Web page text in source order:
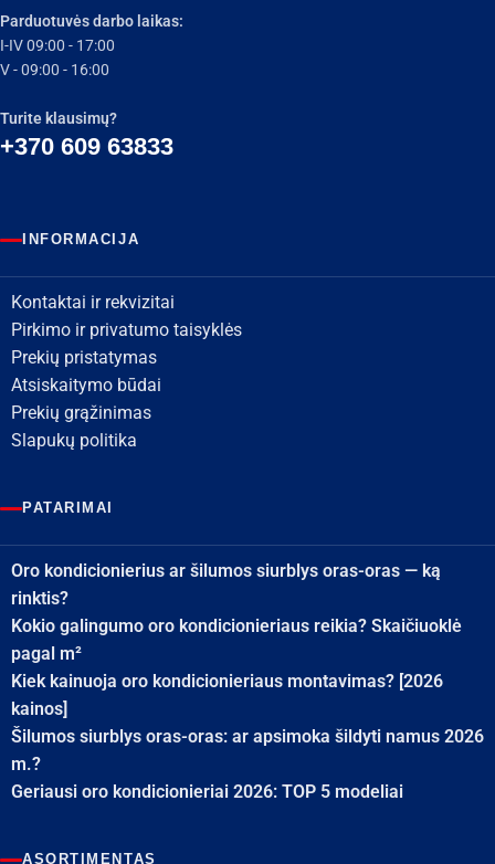
Parduotuvės darbo laikas:
I-IV 09:00 - 17:00
V - 09:00 - 16:00
Turite klausimų?
+370 609 63833
INFORMACIJA
Kontaktai ir rekvizitai
Pirkimo ir privatumo taisyklės
Prekių pristatymas
Atsiskaitymo būdai
Prekių grąžinimas
Slapukų politika
PATARIMAI
Oro kondicionierius ar šilumos siurblys oras-oras — ką
rinktis?
Kokio galingumo oro kondicionieriaus reikia? Skaičiuoklė
pagal m²
Kiek kainuoja oro kondicionieriaus montavimas? [2026
kainos]
Šilumos siurblys oras-oras: ar apsimoka šildyti namus 2026
m.?
Geriausi oro kondicionieriai 2026: TOP 5 modeliai
ASORTIMENTAS